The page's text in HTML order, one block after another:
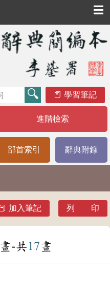
☰
學習筆記
進階檢索
部首索引 辭典附錄
加入筆記 列 印
畫-共 17畫